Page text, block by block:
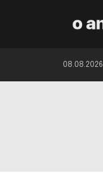
08.08.2026